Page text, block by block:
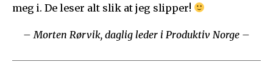
meg i. De leser alt slik at jeg slipper!
– Morten Rørvik, daglig leder i Produktiv Norge –